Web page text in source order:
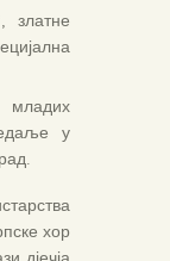
златне
у
хор